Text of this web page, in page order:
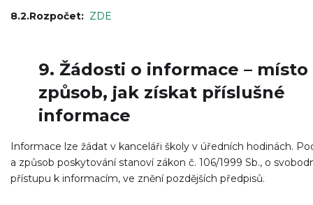
8.2.Rozpočet: ZDE
9. Žádosti o informace – místo
způsob, jak získat příslušné
informace
Informace lze žádat v kanceláři školy v úředních hodinách.
a způsob poskytování stanoví zákon č. 106/1999 Sb., o
přístupu k informacím, ve znění pozdějších předpisů.